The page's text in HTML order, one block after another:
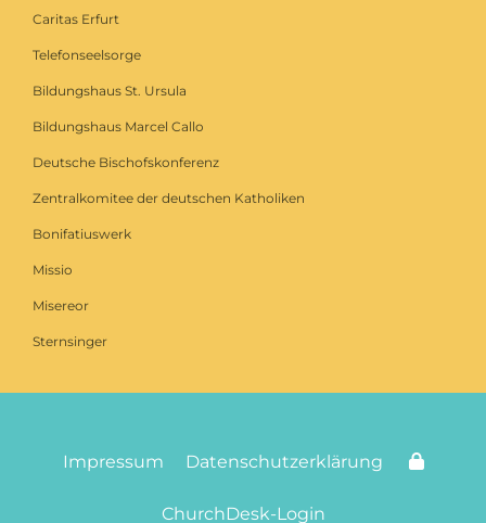
Caritas Erfurt
Telefonseelsorge
Bildungshaus St. Ursula
Bildungshaus Marcel Callo
Deutsche Bischofskonferenz
Zentralkomitee der deutschen Katholiken
Bonifatiuswerk
Missio
Misereor
Sternsinger
Impressum Datenschutzerklärung
ChurchDesk-Login